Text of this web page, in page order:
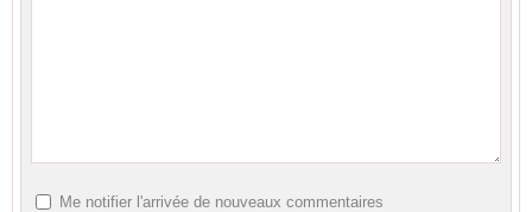
Me notifier l'arrivée de nouveaux commentaires